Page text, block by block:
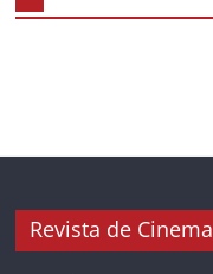
Revista de Cinema